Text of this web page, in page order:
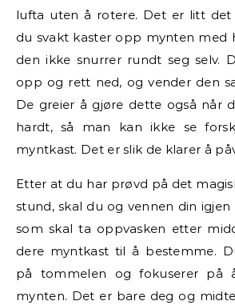
lufta uten å rotere. Det er litt det
du svakt kaster opp mynten med
den ikke snurrer rundt seg selv.
opp og rett ned, og vender den
De greier å gjøre dette også når
hardt, så man kan ikke se
myntkast. Det er slik de klarer å
Etter at du har prøvd på det
stund, skal du og vennen din
som skal ta oppvasken etter
dere myntkast til å bestemme.
på tommelen og fokuserer på
mynten. Det er bare deg og